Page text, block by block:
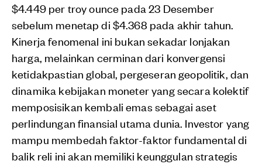
$4.449 per troy ounce pada 23 Desember
sebelum menetap di $4.368 pada akhir tahun.
Kinerja fenomenal ini bukan sekadar lonjakan
harga, melainkan cerminan dari konvergensi
ketidakpastian global, pergeseran geopolitik, dan
dinamika kebijakan moneter yang secara kolektif
memposisikan kembali emas sebagai aset
perlindungan finansial utama dunia. Investor yang
mampu membedah faktor-faktor fundamental di
balik reli ini akan memiliki keunggulan strategis